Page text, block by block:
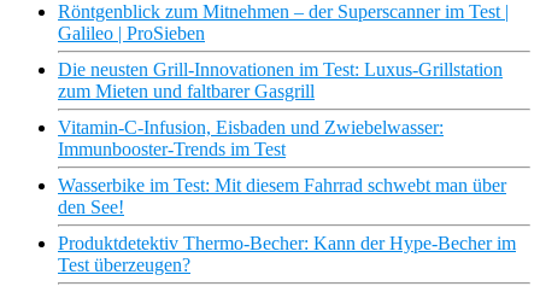
Röntgenblick zum Mitnehmen – der Superscanner im Test |
Galileo | ProSieben
Die neusten Grill-Innovationen im Test: Luxus-Grillstation
zum Mieten und faltbarer Gasgrill
Vitamin-C-Infusion, Eisbaden und Zwiebelwasser:
Immunbooster-Trends im Test
Wasserbike im Test: Mit diesem Fahrrad schwebt man über
den See!
Produktdetektiv Thermo-Becher: Kann der Hype-Becher im
Test überzeugen?